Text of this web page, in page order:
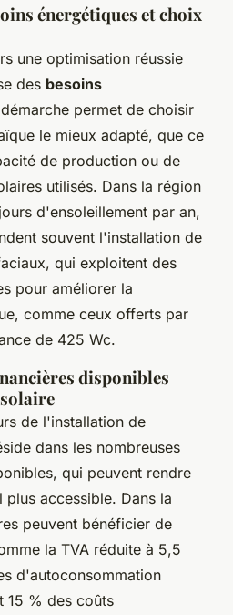
énergétiques et choix
une optimisation réussie
des besoins
permet de choisir
le mieux adapté, que ce
de production ou de
utilisés. Dans la région
d'ensoleillement par an,
souvent l'installation de
qui exploitent des
pour améliorer la
comme ceux offerts par
de 425 Wc.
disponibles
de l'installation de
dans les nombreuses
qui peuvent rendre
plus accessible. Dans la
peuvent bénéficier de
la TVA réduite à 5,5
d'autoconsommation
15 % des coûts